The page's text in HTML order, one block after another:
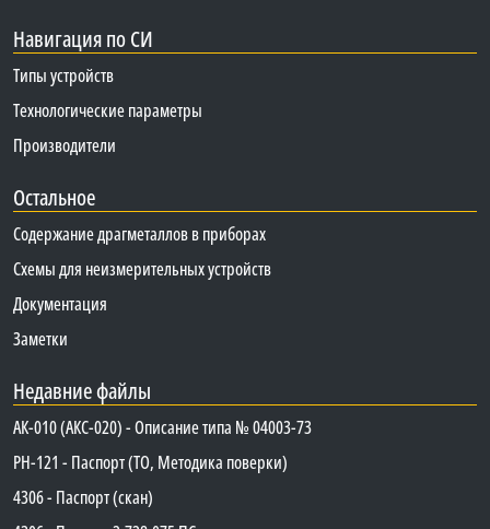
Навигация по СИ
Типы устройств
Технологические параметры
Производители
Остальное
Содержание драгметаллов в приборах
Схемы для неизмерительных устройств
Документация
Заметки
Недавние файлы
АК-010 (АКС-020) - Описание типа № 04003-73
PH-121 - Паспорт (ТО, Методика поверки)
4306 - Паспорт (скан)